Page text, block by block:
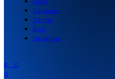
Catalogo
Carrito
Blog
Garantias
$ 0
0